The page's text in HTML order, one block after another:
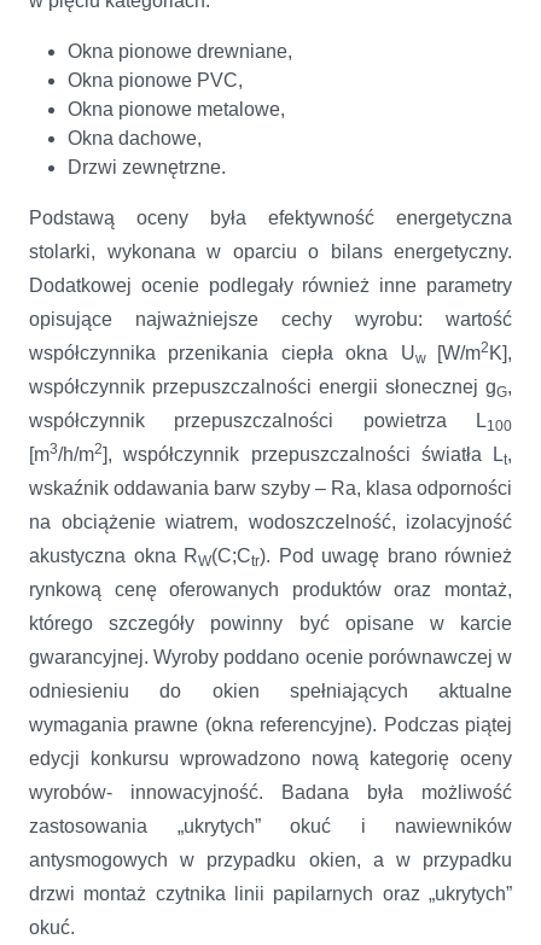
Okna pionowe drewniane,
Okna pionowe PVC,
Okna pionowe metalowe,
Okna dachowe,
Drzwi zewnętrzne.
Podstawą oceny była efektywność energetyczna
stolarki, wykonana w oparciu o bilans energetyczny.
Dodatkowej ocenie podlegały również inne parametry
opisujące najważniejsze cechy wyrobu: wartość
współczynnika przenikania ciepła okna Uw [W/m2 K],
współczynnik przepuszczalności energii słonecznej gG,
współczynnik przepuszczalności powietrza L100
[m3/h/m2], współczynnik przepuszczalności światła Lt,
wskaźnik oddawania barw szyby – Ra, klasa odporności
na obciążenie wiatrem, wodoszczelność, izolacyjność
akustyczna okna RW(C;Ctr). Pod uwagę brano również
rynkową cenę oferowanych produktów oraz montaż,
którego szczegóły powinny być opisane w karcie
gwarancyjnej. Wyroby poddano ocenie porównawczej w
odniesieniu do okien spełniających aktualne
wymagania prawne (okna referencyjne). Podczas piątej
edycji konkursu wprowadzono nową kategorię oceny
wyrobów- innowacyjność. Badana była możliwość
zastosowania „ukrytych” okuć i nawiewników
antysmogowych w przypadku okien, a w przypadku
drzwi montaż czytnika linii papilarnych oraz „ukrytych”
okuć.